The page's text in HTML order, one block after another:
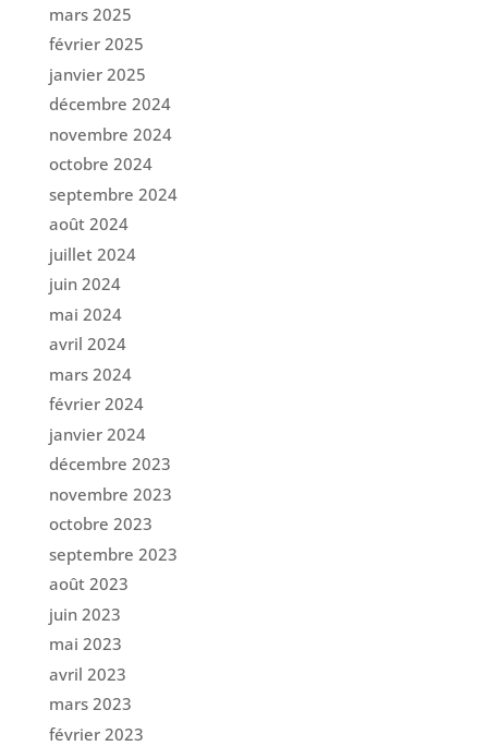
mars 2025
février 2025
janvier 2025
décembre 2024
novembre 2024
octobre 2024
septembre 2024
août 2024
juillet 2024
juin 2024
mai 2024
avril 2024
mars 2024
février 2024
janvier 2024
décembre 2023
novembre 2023
octobre 2023
septembre 2023
août 2023
juin 2023
mai 2023
avril 2023
mars 2023
février 2023